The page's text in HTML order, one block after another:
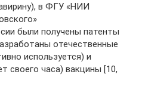
в ФГУ «НИИ
были получены патенты
отечественные
используется) и
своего часа) вакцины [10,